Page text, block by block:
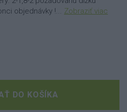
objednávky !... Zobraziť viac
DO KOŠÍKA